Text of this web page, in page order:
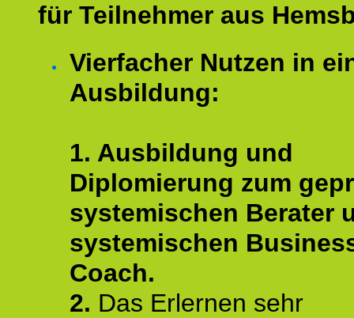
für Teilnehmer aus
Vierfacher Nutzen in
Ausbildung:
1. Ausbildung und
Diplomierung zum
systemischen Berater
systemischen
Coach.
2. Das Erlernen sehr